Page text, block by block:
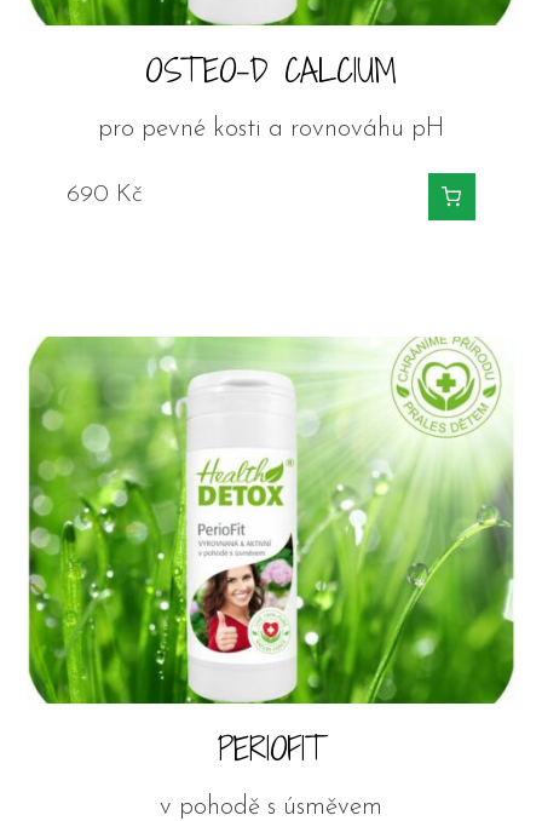
OSTEO-D CALCIUM
pro pevné kosti a rovnováhu pH
690 Kč
PERIOFIT
v pohodě s úsměvem